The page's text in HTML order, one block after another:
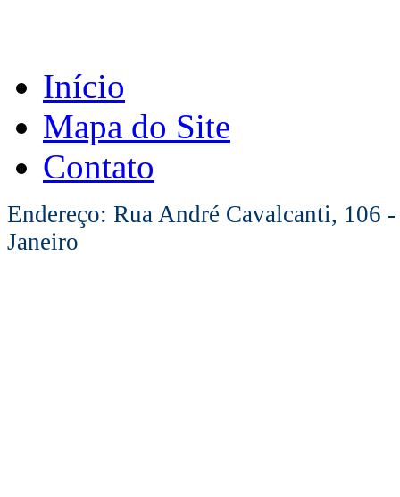
Início
Mapa do Site
Contato
Endereço: Rua André Cavalcanti, 106
Janeiro